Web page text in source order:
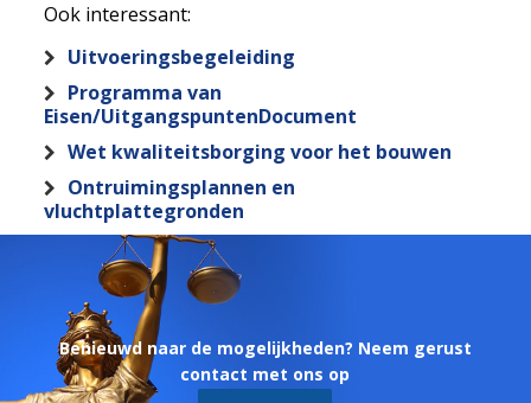
Ook interessant:
Uitvoeringsbegeleiding
Programma van
Eisen/UitgangspuntenDocument
Wet kwaliteitsborging voor het bouwen
Ontruimingsplannen en
vluchtplattegronden
Benieuwd naar de mogelijkheden? Neem gerust
contact met ons op